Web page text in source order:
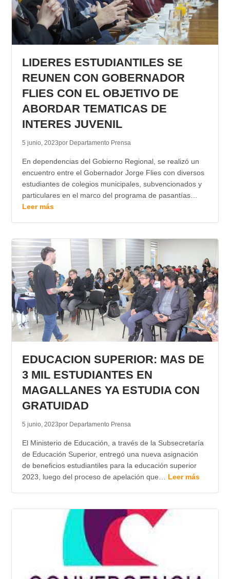
LIDERES ESTUDIANTILES SE
REUNEN CON GOBERNADOR
FLIES CON EL OBJETIVO DE
ABORDAR TEMATICAS DE
INTERES JUVENIL
5 junio, 2023por Departamento Prensa
En dependencias del Gobierno Regional, se realizó un
encuentro entre el Gobernador Jorge Flies con diversos
estudiantes de colegios municipales, subvencionados y
particulares en el marco del programa de pasantías…
Leer más
EDUCACION SUPERIOR: MAS DE
3 MIL ESTUDIANTES EN
MAGALLANES YA ESTUDIA CON
GRATUIDAD
5 junio, 2023por Departamento Prensa
El Ministerio de Educación, a través de la Subsecretaría
de Educación Superior, entregó una nueva asignación
de beneficios estudiantiles para la educación superior
2023, luego del proceso de apelación que… Leer más